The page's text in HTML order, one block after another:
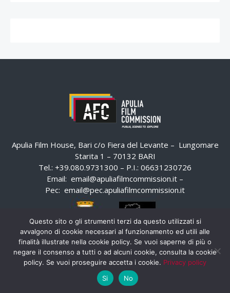
Apulia Film House, Bari c/o Fiera del Levante – Lungomare
Starita 1 – 70132 BARI
Tel.: +39.080.9731300 – P.I.: 06631230726
Email: email@apuliafilmcommission.it –
Pec: email@pec.apuliafilmcommission.it
Questo sito o gli strumenti terzi da questo utilizzati si
avvalgono di cookie necessari al funzionamento ed utili alle
finalità illustrate nella cookie policy. Se vuoi saperne di più o
negare il consenso a tutti o ad alcuni cookie, consulta la cookie
policy. Se vuoi proseguire accetta i cookie. Privacy policy
Si
No